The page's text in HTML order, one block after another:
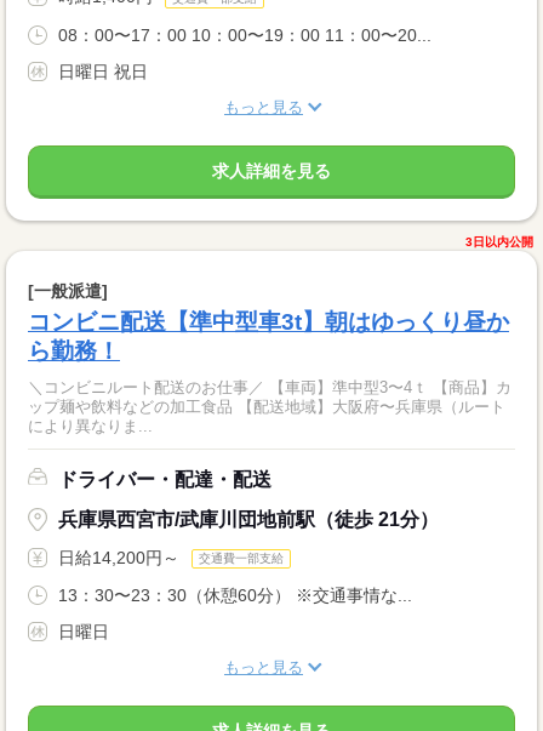
08：00〜17：00 10：00〜19：00 11：00〜20...
日曜日 祝日
もっと見る
求人詳細を見る
3日以内公開
[一般派遣]
コンビニ配送【準中型車3t】朝はゆっくり昼か
ら勤務！
＼コンビニルート配送のお仕事／ 【車両】準中型3〜4ｔ 【商品】カ
ップ麺や飲料などの加工食品 【配送地域】大阪府〜兵庫県（ルート
により異なりま...
ドライバー・配達・配送
兵庫県西宮市/武庫川団地前駅（徒歩 21分）
日給14,200円～ 交通費一部支給
13：30〜23：30（休憩60分） ※交通事情な...
日曜日
もっと見る